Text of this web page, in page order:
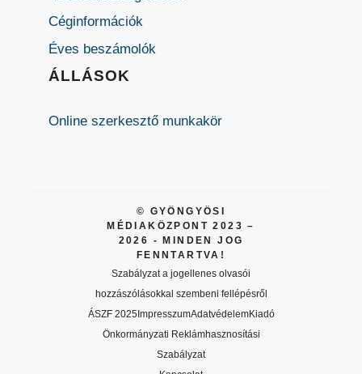
Céginformációk
Éves beszámolók
ÁLLÁSOK
Online szerkesztő munkakör
© GYÖNGYÖSI
MÉDIAKÖZPONT 2023 –
2026 - MINDEN JOG
FENNTARTVA!
Szabályzat a jogellenes olvasói
hozzászólásokkal szembeni fellépésről
ÁSZF 2025ImpresszumAdatvédelemKiadó
Önkormányzati Reklámhasznosítási
Szabályzat